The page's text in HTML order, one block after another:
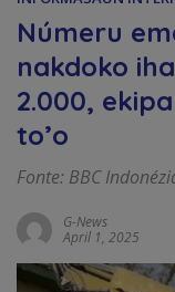
Númeru
nakdoko
2.000,
to’o
Fonte: BBC
G-News
April 1, 2025